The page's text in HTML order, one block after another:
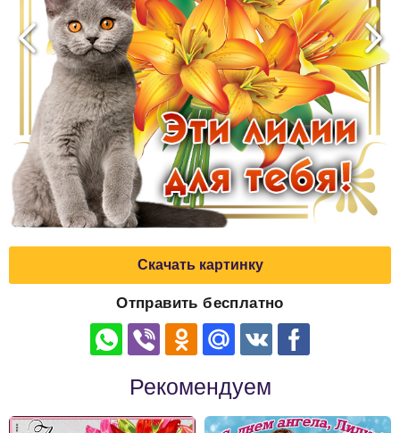
Скачать картинку
Отправить бесплатно
Рекомендуем